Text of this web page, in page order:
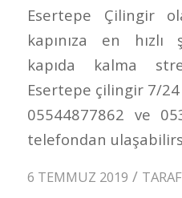
Esertepe Çilingir
kapınıza en
kapıda kalma
Esertepe çilingir 7/
05544877862 ve
telefondan
6 TEMMUZ 2019 /